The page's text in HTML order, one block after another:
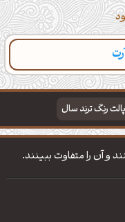
تایپوگرافی پالت‌ها
پالت رنگ ترند سال
شعر مولانا
و آن را متفاوت ببینند.